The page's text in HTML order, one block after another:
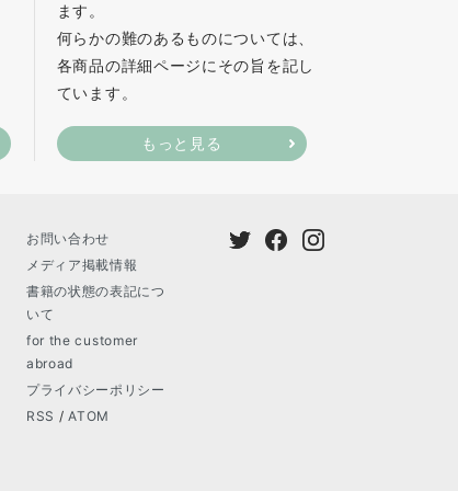
ます。
何らかの難のあるものについては、
各商品の詳細ページにその旨を記し
ています。
もっと見る
お問い合わせ
メディア掲載情報
書籍の状態の表記につ
いて
for the customer
abroad
プライバシーポリシー
RSS /ATOM